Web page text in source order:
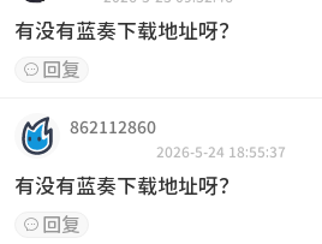
有没有蓝奏下载地址呀？
 回复
862112860
2026-5-24 18:55:37
有没有蓝奏下载地址呀？
 回复